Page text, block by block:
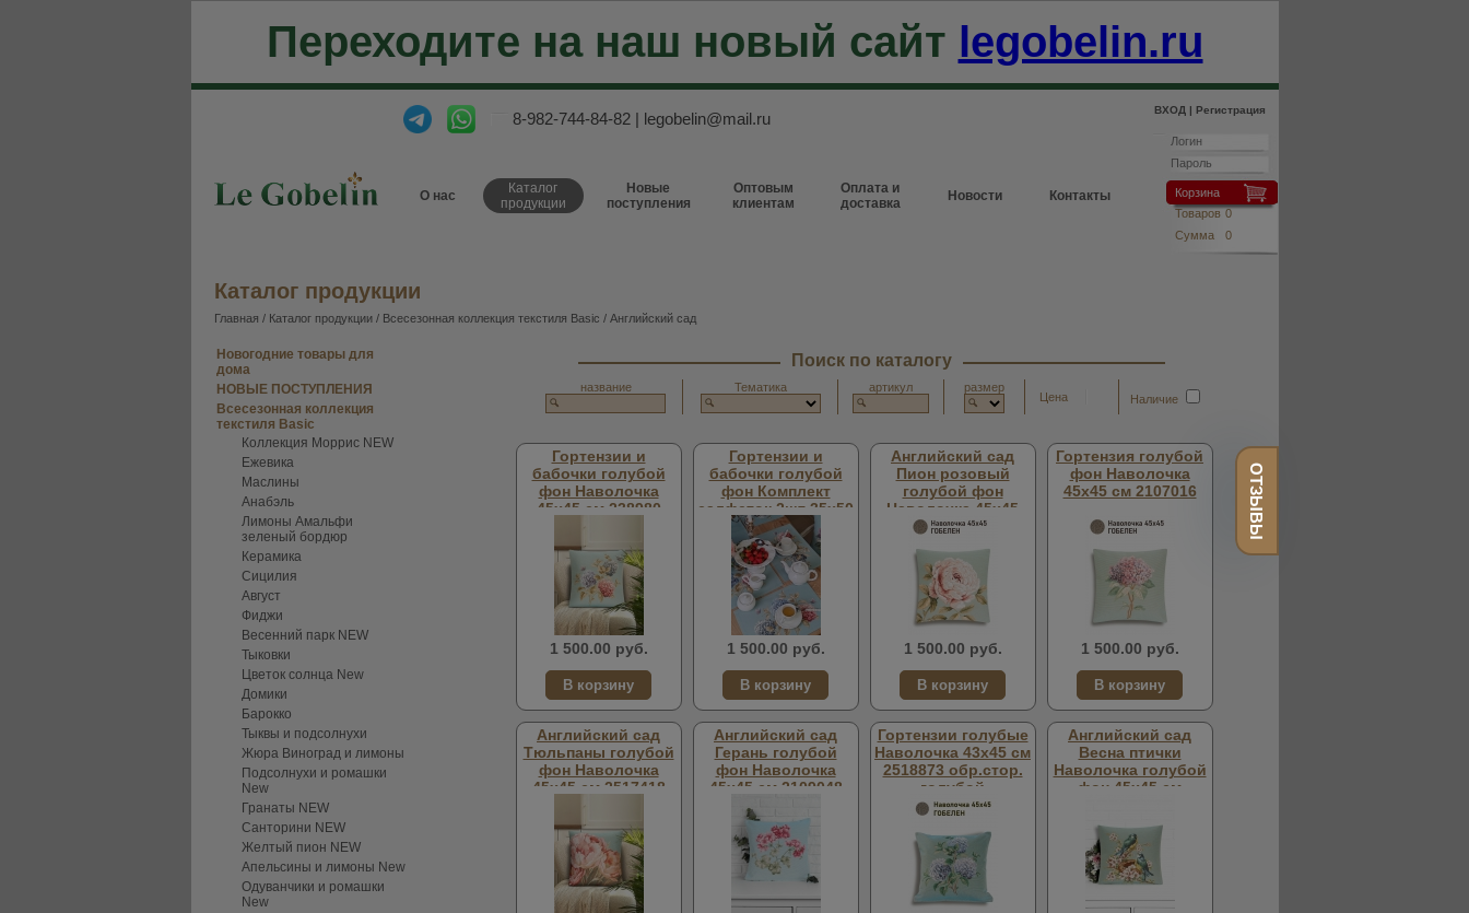
Переходите на наш новый сайт legobelin.ru
8-982-744-84-82| legobelin@mail.ru ВХОД | Регистрация
Корзина
Товаров 0
Сумма
0
О нас
Каталог
продукции
Новые
поступления
Оптовым
клиентам
Оплата и
доставка
Новости Контакты
Каталог продукции
Главная / Каталог продукции/ Всесезонная коллекция текстиля Basic / Английский сад
Новогодние товары для
дома
НОВЫЕ ПОСТУПЛЕНИЯ
Всесезонная коллекция
текстиля Basic
Коллекция Моррис NEW
Ежевика
Маслины
Анабэль
Лимоны Амальфи
зеленый бордюр
Керамика
Сицилия
Август
Фиджи
Весенний парк NEW
Тыковки
Цветок солнца New
Домики
Барокко
Тыквы и подсолнухи
Жюра Виноград и лимоны
Подсолнухи и ромашки
New
Гранаты NEW
Санторини NEW
Желтый пион NEW
Апельсины и лимоны New
Одуванчики и ромашки
New
Поиск по каталогу
название Тематика артикул размер
Цена Наличие
Гортензии и
бабочки голубой
фон Наволочка
45х45 см 238980
1 500.00 руб.
Гортензии и
бабочки голубой
фон Комплект
салфеток 2шт 35х50
см 2107990
1 500.00 руб.
Английский сад
Пион розовый
голубой фон
Наволочка 45х45
2107095
1 500.00 руб.
Гортензия голубой
фон Наволочка
45х45 см 2107016
1 500.00 руб.
Английский сад
Тюльпаны голубой
фон Наволочка
45х45 см 2517418
Английский сад
Герань голубой
фон Наволочка
45х45 см 2109048
Гортензии голубые
Наволочка 43х45 см
2518873 обр.стор.
голубой
Английский сад
Весна птички
Наволочка голубой
фон 45х45 см
ОТЗЫВЫ